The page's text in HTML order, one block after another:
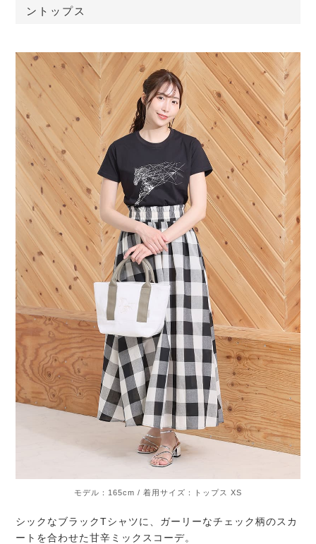
ントップス
モデル：165cm / 着用サイズ：トップス XS
シックなブラックTシャツに、ガーリーなチェック柄のスカ
ートを合わせた甘辛ミックスコーデ。